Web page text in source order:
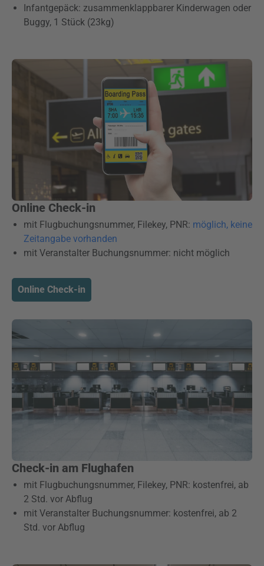
Infantgepäck: zusammenklappbarer Kinderwagen oder
Buggy, 1 Stück (23kg)
Online Check-in
mit Flugbuchungsnummer, Filekey, PNR: möglich, keine
Zeitangabe vorhanden
mit Veranstalter Buchungsnummer: nicht möglich
Online Check-in
Check-in am Flughafen
mit Flugbuchungsnummer, Filekey, PNR: kostenfrei, ab
2 Std. vor Abflug
mit Veranstalter Buchungsnummer: kostenfrei, ab 2
Std. vor Abflug